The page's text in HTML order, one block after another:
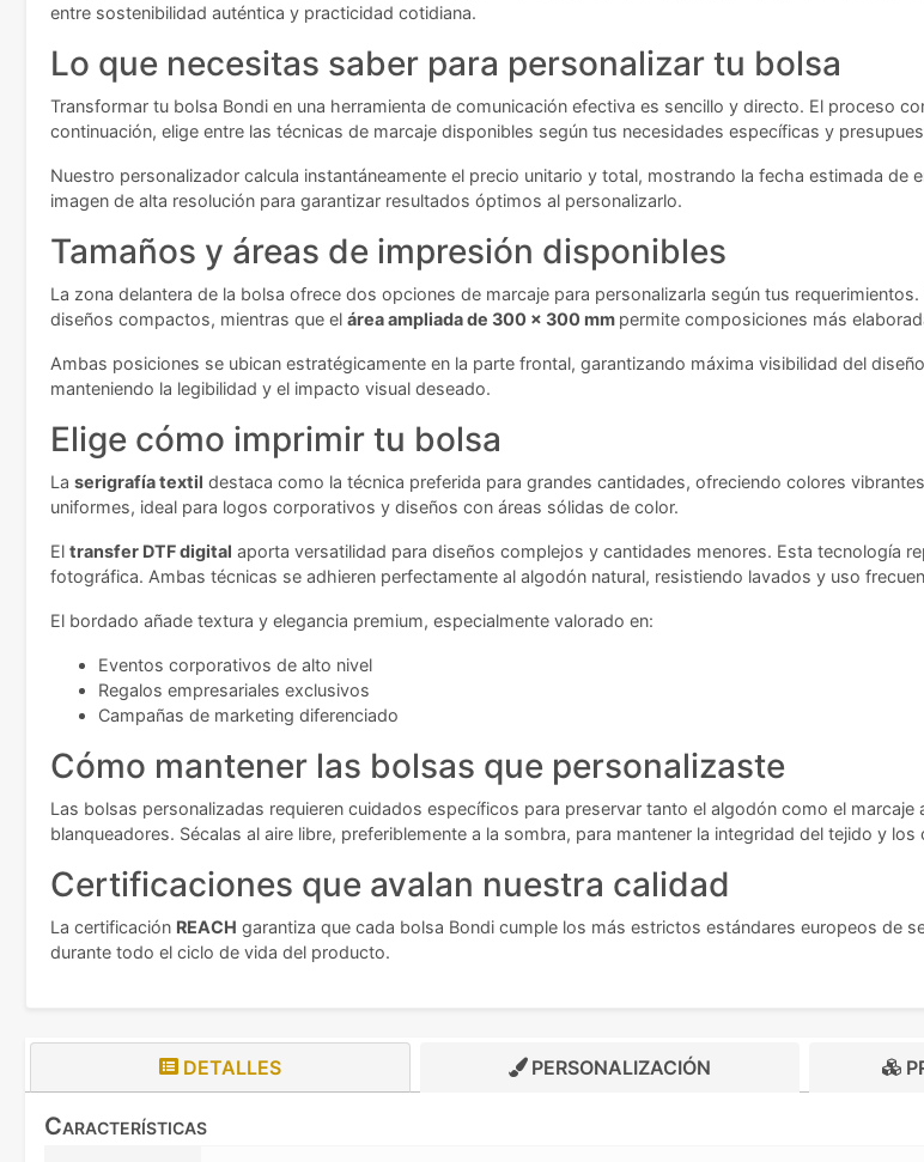
entre sostenibilidad auténtica y practicidad cotidiana.
Lo que necesitas saber para personalizar tu bolsa
Transformar tu bolsa Bondi en una herramienta de comunicación efectiva es sencillo y directo. El proceso
continuación, elige entre las técnicas de marcaje disponibles según tus necesidades específicas y
Nuestro personalizador calcula instantáneamente el precio unitario y total, mostrando la fecha estimada
imagen de alta resolución para garantizar resultados óptimos al personalizarlo.
Tamaños y áreas de impresión disponibles
La zona delantera de la bolsa ofrece dos opciones de marcaje para personalizarla según tus requerimientos.
diseños compactos, mientras que el área ampliada de 300 x 300 mm permite composiciones más
Ambas posiciones se ubican estratégicamente en la parte frontal, garantizando máxima visibilidad del
manteniendo la legibilidad y el impacto visual deseado.
Elige cómo imprimir tu bolsa
La serigrafía textil destaca como la técnica preferida para grandes cantidades, ofreciendo colores
uniformes, ideal para logos corporativos y diseños con áreas sólidas de color.
El transfer DTF digital aporta versatilidad para diseños complejos y cantidades menores. Esta tecnología
fotográfica. Ambas técnicas se adhieren perfectamente al algodón natural, resistiendo lavados y uso
El bordado añade textura y elegancia premium, especialmente valorado en:
Eventos corporativos de alto nivel
Regalos empresariales exclusivos
Campañas de marketing diferenciado
Cómo mantener las bolsas que personalizaste
Las bolsas personalizadas requieren cuidados específicos para preservar tanto el algodón como el
blanqueadores. Sécalas al aire libre, preferiblemente a la sombra, para mantener la integridad del tejido y los
Certificaciones que avalan nuestra calidad
La certificación REACH garantiza que cada bolsa Bondi cumple los más estrictos estándares europeos de
durante todo el ciclo de vida del producto.
DETALLES PERSONALIZACIÓN
Características